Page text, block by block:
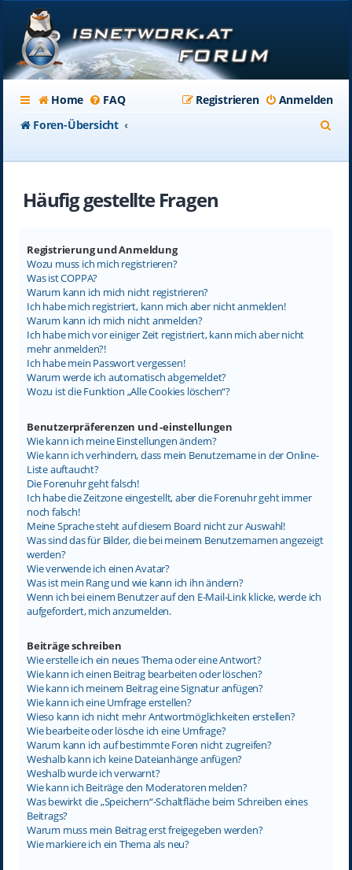
Home FAQ Anmelden
Registrieren
Foren-Übersicht
Häufig gestellte Fragen
Registrierung und Anmeldung
Wozu muss ich mich registrieren?
Was ist COPPA?
Warum kann ich mich nicht registrieren?
Ich habe mich registriert, kann mich aber nicht anmelden!
Warum kann ich mich nicht anmelden?
Ich habe mich vor einiger Zeit registriert, kann mich aber nicht
mehr anmelden?!
Ich habe mein Passwort vergessen!
Warum werde ich automatisch abgemeldet?
Wozu ist die Funktion „Alle Cookies löschen“?
Benutzerpräferenzen und -einstellungen
Wie kann ich meine Einstellungen ändern?
Wie kann ich verhindern, dass mein Benutzername in der Online-
Liste auftaucht?
Die Forenuhr geht falsch!
Ich habe die Zeitzone eingestellt, aber die Forenuhr geht immer
noch falsch!
Meine Sprache steht auf diesem Board nicht zur Auswahl!
Was sind das für Bilder, die bei meinem Benutzernamen angezeigt
werden?
Wie verwende ich einen Avatar?
Was ist mein Rang und wie kann ich ihn ändern?
Wenn ich bei einem Benutzer auf den E-Mail-Link klicke, werde ich
aufgefordert, mich anzumelden.
Beiträge schreiben
Wie erstelle ich ein neues Thema oder eine Antwort?
Wie kann ich einen Beitrag bearbeiten oder löschen?
Wie kann ich meinem Beitrag eine Signatur anfügen?
Wie kann ich eine Umfrage erstellen?
Wieso kann ich nicht mehr Antwortmöglichkeiten erstellen?
Wie bearbeite oder lösche ich eine Umfrage?
Warum kann ich auf bestimmte Foren nicht zugreifen?
Weshalb kann ich keine Dateianhänge anfügen?
Weshalb wurde ich verwarnt?
Wie kann ich Beiträge den Moderatoren melden?
Was bewirkt die „Speichern“-Schaltfläche beim Schreiben eines
Beitrags?
Warum muss mein Beitrag erst freigegeben werden?
Wie markiere ich ein Thema als neu?